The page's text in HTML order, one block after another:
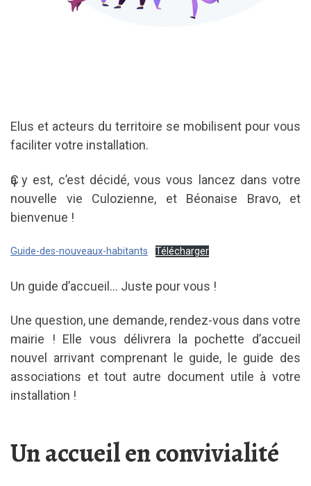
Elus et acteurs du territoire se mobilisent pour vous
faciliter votre installation.
Ҫa y est, c’est décidé, vous vous lancez dans votre
nouvelle vie Culozienne, et Béonaise Bravo, et
bienvenue !
Guide-des-nouveaux-habitants Télécharger
Un guide d’accueil… Juste pour vous !
Une question, une demande, rendez-vous dans votre
mairie ! Elle vous délivrera la pochette d’accueil
nouvel arrivant comprenant le guide, le guide des
associations et tout autre document utile à votre
installation !
Un accueil en convivialité